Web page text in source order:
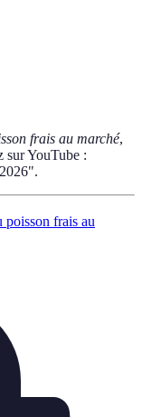
frais au marché,
sur YouTube :
poisson frais au